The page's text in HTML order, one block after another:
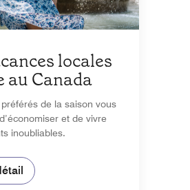
locales
au Canada
de la saison vous
et de vivre
inoubliables.